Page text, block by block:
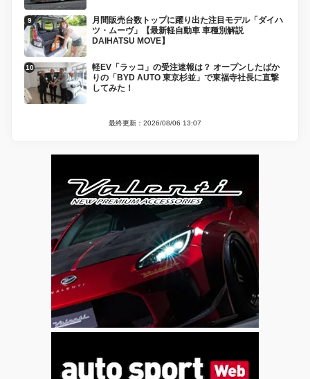
月間販売台数トップに躍り出た注目モデル「ダイハ
ツ・ムーヴ」【最新軽自動車 車種別解説
DAIHATSU MOVE】
軽EV「ラッコ」の受注速報は？ オープンしたばか
りの「BYD AUTO 東京杉並」で東福寺社長に直撃
してみた！
最終更新：2026/08/06 13:07